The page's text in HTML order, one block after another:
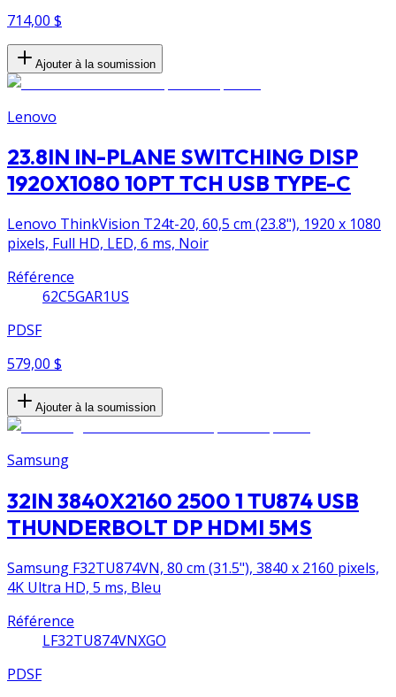
714,00 $
Ajouter à la soumission
Lenovo
23.8IN IN-PLANE SWITCHING DISP
1920X1080 10PT TCH USB TYPE-C
Lenovo ThinkVision T24t-20, 60,5 cm (23.8"), 1920 x 1080
pixels, Full HD, LED, 6 ms, Noir
Référence
62C5GAR1US
PDSF
579,00 $
Ajouter à la soumission
Samsung
32IN 3840X2160 2500 1 TU874 USB
THUNDERBOLT DP HDMI 5MS
Samsung F32TU874VN, 80 cm (31.5"), 3840 x 2160 pixels,
4K Ultra HD, 5 ms, Bleu
Référence
LF32TU874VNXGO
PDSF